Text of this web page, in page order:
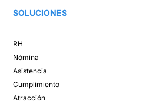
SOLUCIONES​
RH
Nómina​
Asistencia​
Cumplimiento​
Atracción ​